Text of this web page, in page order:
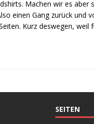
Machen wir es
einen Gang zurück und
Kurz deswegen,
SEITEN